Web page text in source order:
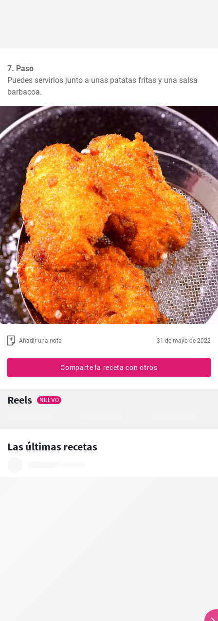
7. Paso
Puedes servirlos junto a unas patatas fritas y una salsa
barbacoa.
Añadir una nota 31 de mayo de 2022
Comparte la receta con otros
Reels NUEVO
Las últimas recetas